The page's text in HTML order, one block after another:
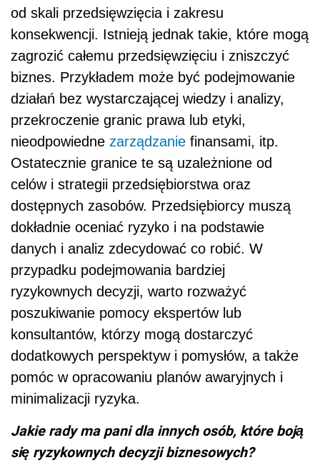
od skali przedsięwzięcia i zakresu
konsekwencji. Istnieją jednak takie, które mogą
zagrozić całemu przedsięwzięciu i zniszczyć
biznes. Przykładem może być podejmowanie
działań bez wystarczającej wiedzy i analizy,
przekroczenie granic prawa lub etyki,
nieodpowiedne zarządzanie finansami, itp.
Ostatecznie granice te są uzależnione od
celów i strategii przedsiębiorstwa oraz
dostępnych zasobów. Przedsiębiorcy muszą
dokładnie oceniać ryzyko i na podstawie
danych i analiz zdecydować co robić. W
przypadku podejmowania bardziej
ryzykownych decyzji, warto rozważyć
poszukiwanie pomocy ekspertów lub
konsultantów, którzy mogą dostarczyć
dodatkowych perspektyw i pomysłów, a także
pomóc w opracowaniu planów awaryjnych i
minimalizacji ryzyka.
Jakie rady ma pani dla innych osób, które boją
się ryzykownych decyzji biznesowych?